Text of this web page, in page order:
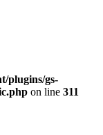
plugins/gs-
on line 311